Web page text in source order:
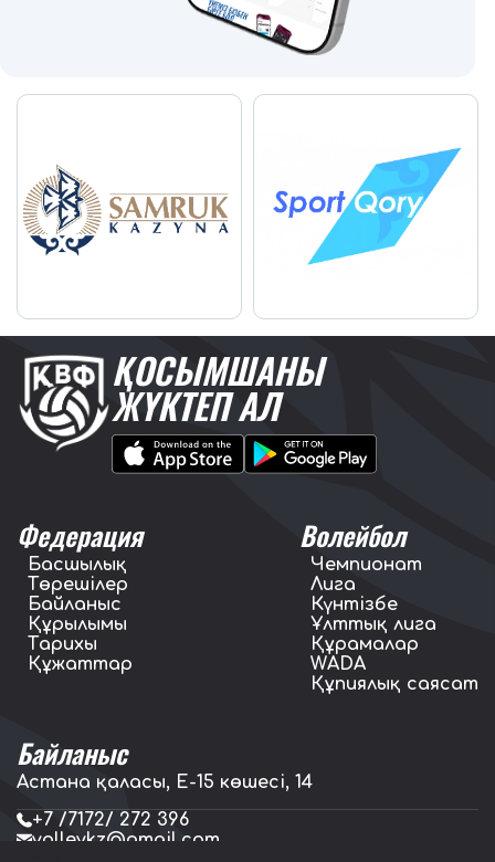
ҚОСЫМШАНЫ
ЖҮКТЕП АЛ
Федерация
Басшылық
Төрешілер
Байланыс
Құрылымы
Тарихы
Құжаттар
Волейбол
Чемпионат
Лига
Күнтізбе
Ұлттық лига
Құрамалар
WADA
Құпиялық саясат
Байланыс
Астана қаласы, E-15 көшесі, 14
+7 /7172/ 272 396
volleykz@gmail.com